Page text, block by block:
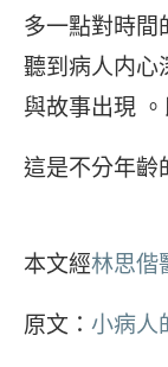
多一點對時間
聽到病人内心
與故事出現
這是不分年齡
本文經林思偕
原文： 小病人